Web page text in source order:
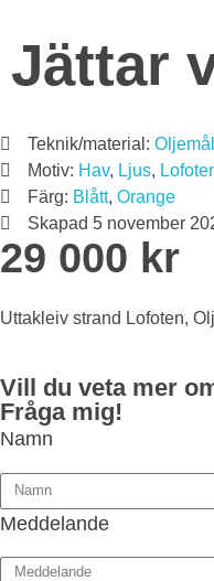
Jättar
Teknik/material:
Motiv: Hav, Ljus,
Färg: Blått, Orange
Skapad 5 november
29 000 kr
Uttakleiv strand Lofoten,
Vill du veta mer
Fråga mig!
Namn
Meddelande